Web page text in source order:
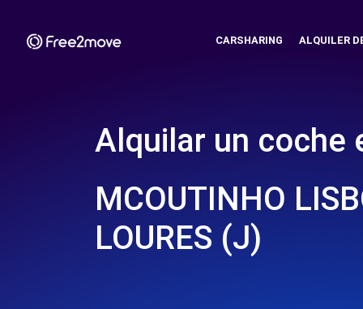
CARSHARING ALQUILER
Alquilar un coche
MCOUTINHO
LOURES (J)